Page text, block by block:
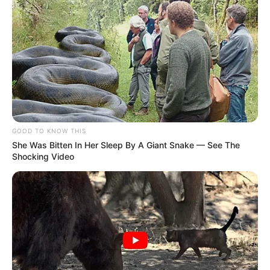
O artigo 3º da Portaria MS/GM nº 674,de 03 de junho de 2003 -
Ministério da Saúde,afirma que “o incentivo adicional
representa uma décima terceira parcela a ser paga para o
agente comunitário de saúde”. Detalhe: diante do judiciário é
possível usar esta portaria para comprovar a finalidade para a qual
o Incentivo foi criado, mesmo ela tendo sido atualizada por outras.
Hoje, existe um vasto ordenamento jurídico apontando o direito dos
ACS/ACE.
Os ACE foram incorporados a esse direito, em junho de 2014, em
que reafirmou o direito às duas categorias, ou seja, ACS e ACE.
Aproximação das eleições nos municípios
Neste ano teremos eleições municipais, ou seja, prefeitos e
vereadores estarão concorrendo a reeleição. E nenhum dos
GOOD TO KNOW THIS
She Was Bitten In Her Sleep By A Giant Snake — See The
Shocking Video